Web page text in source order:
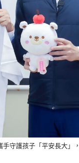
守護孩子「平安長大」